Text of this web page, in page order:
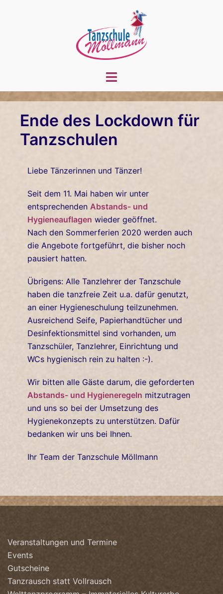
Menü
Ende des Lockdown für
Tanzschulen
Liebe Tänzerinnen und Tänzer!
Seit dem 11. Mai haben wir unter
entsprechenden Abstands- und
Hygieneauflagen wieder geöffnet.
Nach den Sommerferien 2020 werden auch
die Angebote fortgeführt, die bisher noch
pausiert hatten.
Übrigens: Alle Tanzlehrer der Tanzschule
haben die tanzfreie Zeit u.a. dafür genutzt,
an einer Hygieneschulung teilzunehmen.
Ausreichend Seife, Papierhandtücher und
Desinfektionsmittel sind vorhanden, um
Tanzschüler, Tanzlehrer, Einrichtung und
WCs hygienisch rein zu halten :-).
Wir bitten alle Gäste darum, die geforderten
Abstands- und Hygieneregeln mitzutragen
und uns so bei der Umsetzung des
Hygienekonzepts zu unterstützen. Dafür
bedanken wir uns bei Ihnen.
Ihr Team der Tanzschule Möllmann
Veranstaltungen und Termine
Events
Gutscheine
Tanzrausch statt Vollrausch